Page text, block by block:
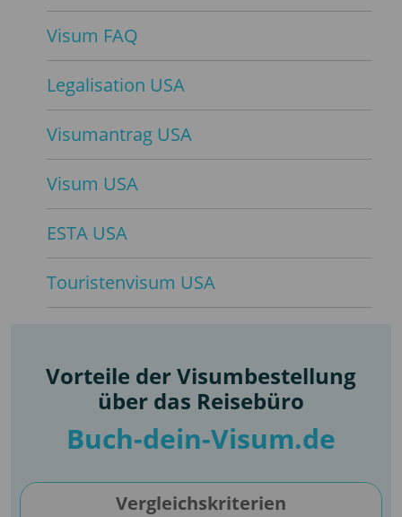
Visum FAQ
Legalisation USA
Visumantrag USA
Visum USA
ESTA USA
Touristenvisum USA
Vorteile der Visumbestellung
über das Reisebüro
Buch-dein-Visum.de
Vergleichskriterien